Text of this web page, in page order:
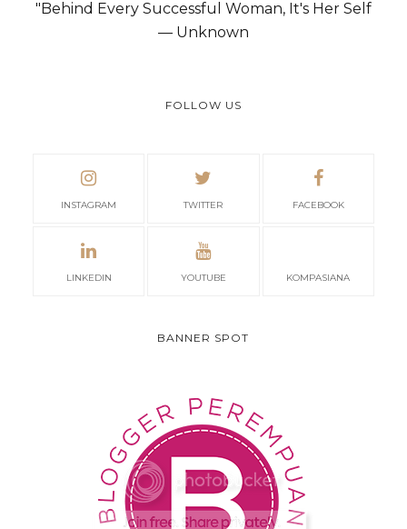
"Behind Every Successful Woman, It's Her Self
— Unknown
FOLLOW US
INSTAGRAM TWITTER FACEBOOK
LINKEDIN YOUTUBE KOMPASIANA
BANNER SPOT